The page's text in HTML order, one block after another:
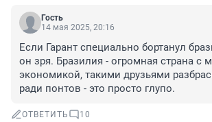
Гость
14 мая 2025, 20:16
Если Гарант специально бортанул
он зря. Бразилия - огромная страна с
экономикой, такими друзьями
ради понтов - это просто глупо.
ОТВЕТИТЬ 10